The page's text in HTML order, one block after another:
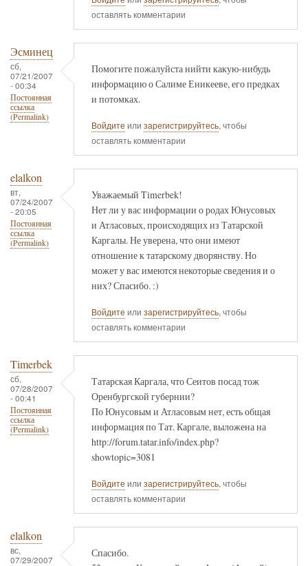
оставлять комментарии
Эсминец
сб,
07/21/2007
- 00:34
Постоянная
ссылка
(Permalink)
Помогите пожалуйста нийти какую-нибудь
информацию о Салиме Еникееве, его предках
и потомках.
Войдите или зарегистрируйтесь, чтобы
оставлять комментарии
elalkon
вт,
07/24/2007
- 20:05
Постоянная
ссылка
(Permalink)
Уважаемый Timerbek!
Нет ли у вас информации о родах Юнусовых
и Атласовых, происходящих из Татарской
Каргалы. Не уверена, что они имеют
отношение к татарскому дворянству. Но
может у вас имеются некоторые сведения и о
них? Спасибо. :)
Войдите или зарегистрируйтесь, чтобы
оставлять комментарии
Timerbek
сб,
07/28/2007
- 00:41
Постоянная
ссылка
(Permalink)
Татарская Каргала, что Сеитов посад тож
Оренбургской губернии?
По Юнусовым и Атласовым нет, есть общая
информация по Тат. Каргале, выложена на
http://forum.tatar.info/index.php?
showtopic=3081
Войдите или зарегистрируйтесь, чтобы
оставлять комментарии
elalkon
вс,
07/29/2007
Спасибо.